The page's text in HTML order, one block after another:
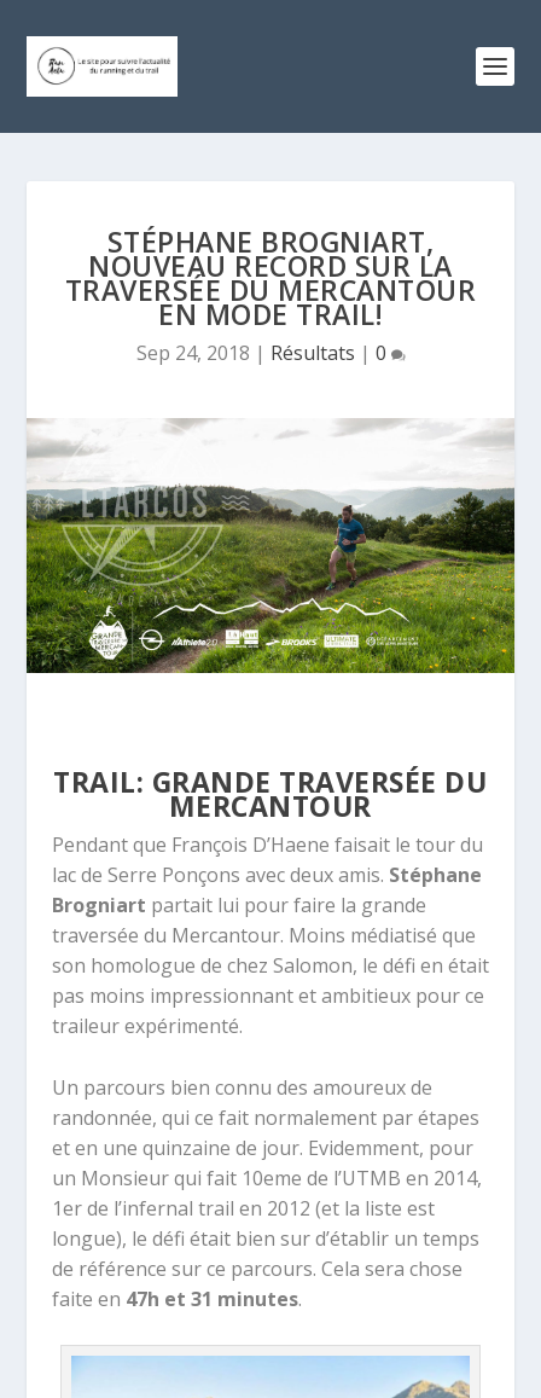
STÉPHANE BROGNIART,
NOUVEAU RECORD SUR LA
TRAVERSÉE DU MERCANTOUR
EN MODE TRAIL!
Sep 24, 2018 | Résultats | 0
TRAIL: GRANDE TRAVERSÉE DU
MERCANTOUR
Pendant que François D’Haene faisait le tour du
lac de Serre Ponçons avec deux amis. Stéphane
Brogniart partait lui pour faire la grande
traversée du Mercantour. Moins médiatisé que
son homologue de chez Salomon, le défi en était
pas moins impressionnant et ambitieux pour ce
traileur expérimenté.
Un parcours bien connu des amoureux de
randonnée, qui ce fait normalement par étapes
et en une quinzaine de jour. Evidemment, pour
un Monsieur qui fait 10eme de l’UTMB en 2014,
1er de l’infernal trail en 2012 (et la liste est
longue), le défi était bien sur d’établir un temps
de référence sur ce parcours. Cela sera chose
faite en 47h et 31 minutes.